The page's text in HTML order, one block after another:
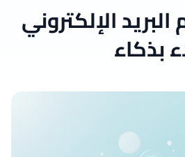
الإلكتروني
بذكاء